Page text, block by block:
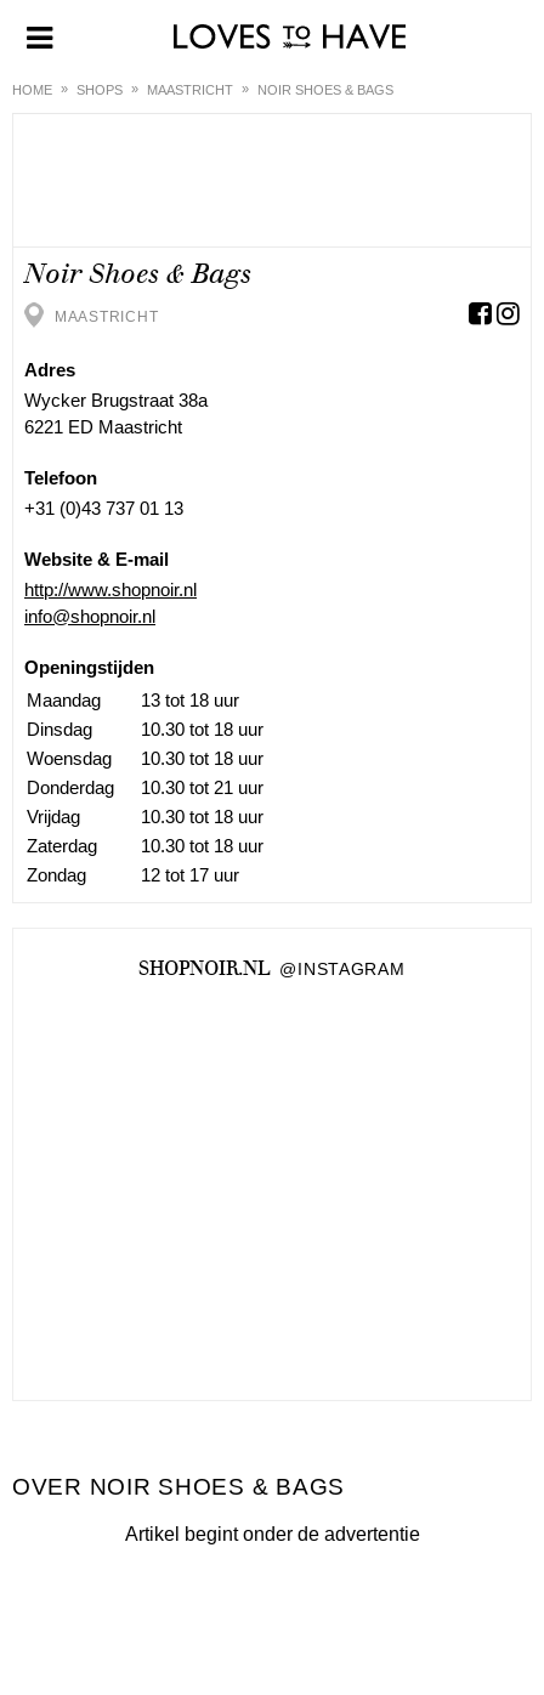
HOME SHOPS MAASTRICHT NOIR SHOES & BAGS
Noir Shoes & Bags
MAASTRICHT
Adres
Wycker Brugstraat 38a
6221 ED Maastricht
Telefoon
+31 (0)43 737 01 13
Website & E-mail
http://www.shopnoir.nl
info@shopnoir.nl
Openingstijden
Maandag
13 tot 18 uur
Dinsdag
10.30 tot 18 uur
Woensdag
10.30 tot 18 uur
Donderdag
10.30 tot 21 uur
Vrijdag
10.30 tot 18 uur
Zaterdag
10.30 tot 18 uur
Zondag
12 tot 17 uur
SHOPNOIR.NL @INSTAGRAM
NOIR SHOES & BAGS
Artikel begint onder de advertentie